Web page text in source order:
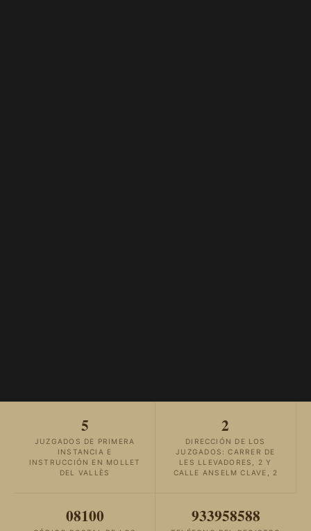
5
JUZGADOS DE PRIMERA
INSTANCIA E
INSTRUCCIÓN EN MOLLET
DEL VALLÈS
2
DIRECCIÓN DE LOS
JUZGADOS: CARRER DE
LES LLEVADORES, 2 Y
CALLE ANSELM CLAVE, 2
08100 933958588